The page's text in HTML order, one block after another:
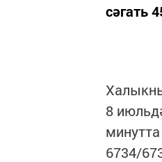
сәгать
8
6734/